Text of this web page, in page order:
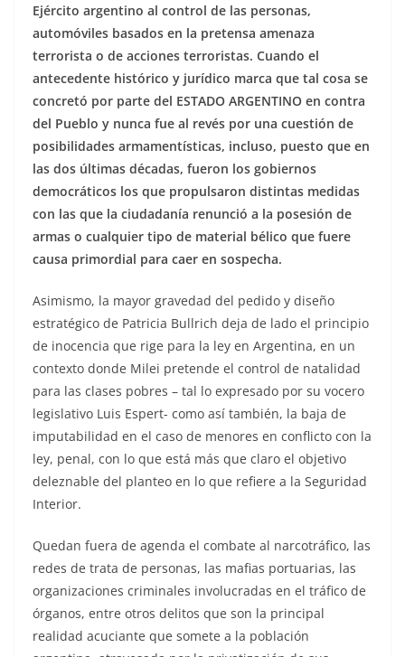
Ejército argentino al control de las personas,
automóviles basados en la pretensa amenaza
terrorista o de acciones terroristas. Cuando el
antecedente histórico y jurídico marca que tal cosa se
concretó por parte del ESTADO ARGENTINO en contra
del Pueblo y nunca fue al revés por una cuestión de
posibilidades armamentísticas, incluso, puesto que en
las dos últimas décadas, fueron los gobiernos
democráticos los que propulsaron distintas medidas
con las que la ciudadanía renunció a la posesión de
armas o cualquier tipo de material bélico que fuere
causa primordial para caer en sospecha.
Asimismo, la mayor gravedad del pedido y diseño
estratégico de Patricia Bullrich deja de lado el principio
de inocencia que rige para la ley en Argentina, en un
contexto donde Milei pretende el control de natalidad
para las clases pobres – tal lo expresado por su vocero
legislativo Luis Espert- como así también, la baja de
imputabilidad en el caso de menores en conflicto con la
ley, penal, con lo que está más que claro el objetivo
deleznable del planteo en lo que refiere a la Seguridad
Interior.
Quedan fuera de agenda el combate al narcotráfico, las
redes de trata de personas, las mafias portuarias, las
organizaciones criminales involucradas en el tráfico de
órganos, entre otros delitos que son la principal
realidad acuciante que somete a la población